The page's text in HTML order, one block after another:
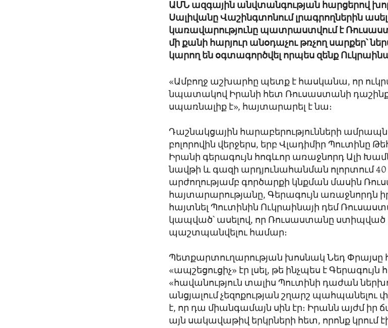
ԱՄՆ ազգային անվտանգության հարցերով
Սալիվանը Վաշինգտոնում լրագրողներին
կառավարությունը պատրաստվում է
մի քանի հարյուր անօդաչու թռչող սարքեր՝
կարող են օգտագործվել որպես զենք
«Ամբողջ աշխարհը պետք է հասկանա, որ
նպատակով Իրանի հետ Ռուսաստանի
սպառնալիք է», հայտարարել է նա։
Դաշնակցային հարաբերությունների
բոլորովին վերջերս, երբ Վլադիմիր Պուտինը
Իրանի գերագույն հոգևոր առաջնորդ Ալի
նավթի և գազի արդյունահանման ոլորտում 40
արժողությամբ գործարքի կնքման մասին
հայտարարությանը, Գերագույն առաջնորդն
հայտնել Պուտինին Ուկրաինայի դեմ
կապված՝ ասելով, որ Ռուսաստանը ստիպված
պաշտպանվելու համար։
Պետքարտուղարության խոսնակ Նեդ Փրայսը
«ապշեցուցիչ» էր լսել, թե ինչպես է
«հավանություն տալիս Պուտինի դաժան
անցյալում չեզոքության շղարշ պահպանելու
է, որ դա միանգամայն սին էր։ Իրանն այժմ
այն սակավաթիվ երկրների հետ, որոնք կրում